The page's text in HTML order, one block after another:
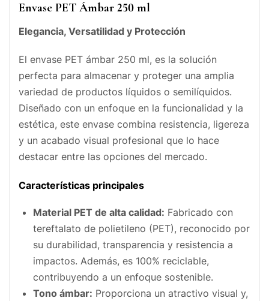
Envase PET Ámbar 250 ml
Elegancia, Versatilidad y Protección
El envase PET ámbar 250 ml, es la solución
perfecta para almacenar y proteger una amplia
variedad de productos líquidos o semilíquidos.
Diseñado con un enfoque en la funcionalidad y la
estética, este envase combina resistencia, ligereza
y un acabado visual profesional que lo hace
destacar entre las opciones del mercado.
Características principales
Material PET de alta calidad: Fabricado con
tereftalato de polietileno (PET), reconocido por
su durabilidad, transparencia y resistencia a
impactos. Además, es 100% reciclable,
contribuyendo a un enfoque sostenible.
Tono ámbar: Proporciona un atractivo visual y,